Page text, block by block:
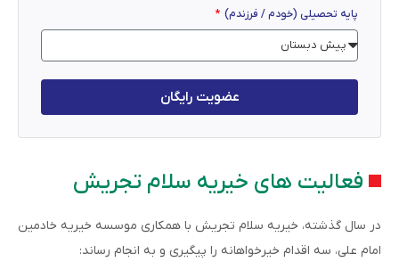
پایه تحصیلی (خودم / فرزندم)
عضویت رایگان
فعالیت های خیریه سلام تجریش
در سال گذشته، خیریه سلام تجریش با همکاری موسسه خیریه خادمین
امام علی، سه اقدام خیرخواهانه را پیگیری و به انجام رساند: